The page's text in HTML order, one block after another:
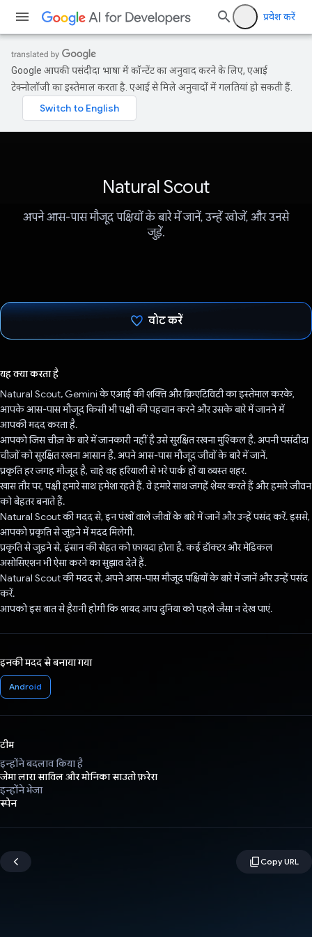
प्रवेश करें
Google आपकी पसंदीदा भाषा में कॉन्टेंट का अनुवाद करने के लिए, एआई
टेक्नोलॉजी का इस्तेमाल करता है. एआई से मिले अनुवादों में गलतियां हो सकती हैं.
Natural Scout
अपने आस-पास मौजूद पक्षियों के बारे में जानें, उन्हें खोजें, और उनसे
जुड़ें.
वोट करें
यह क्या करता है
Natural Scout, Gemini के एआई की शक्ति और क्रिएटिविटी का इस्तेमाल करके,
आपके आस-पास मौजूद किसी भी पक्षी की पहचान करने और उसके बारे में जानने में
आपकी मदद करता है.
आपको जिस चीज़ के बारे में जानकारी नहीं है उसे सुरक्षित रखना मुश्किल है. अपनी पसंदीदा
चीज़ों को सुरक्षित रखना आसान है. अपने आस-पास मौजूद जीवों के बारे में जानें.
प्रकृति हर जगह मौजूद है, चाहे वह हरियाली से भरे पार्क हों या व्यस्त शहर.
खास तौर पर, पक्षी हमारे साथ हमेशा रहते हैं. वे हमारे साथ जगहें शेयर करते हैं और हमारे जीवन
को बेहतर बनाते हैं.
Natural Scout की मदद से, इन पंखों वाले जीवों के बारे में जानें और उन्हें पसंद करें. इससे,
आपको प्रकृति से जुड़ने में मदद मिलेगी.
प्रकृति से जुड़ने से, इंसान की सेहत को फ़ायदा होता है. कई डॉक्टर और मेडिकल
असोसिएशन भी ऐसा करने का सुझाव देते हैं.
Natural Scout की मदद से, अपने आस-पास मौजूद पक्षियों के बारे में जानें और उन्हें पसंद
करें.
आपको इस बात से हैरानी होगी कि शायद आप दुनिया को पहले जैसा न देख पाएं.
इनकी मदद से बनाया गया
Android
टीम
इन्होंने बदलाव किया है
जेमा लारा साविल और मोनिका साउतो फ़रेरा
इन्होंने भेजा
स्पेन